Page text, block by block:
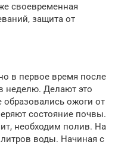
своевременная
защита от
в первое время после
неделю. Делают это
образовались ожоги от
состояние почвы.
необходим полив. На
воды. Начиная с